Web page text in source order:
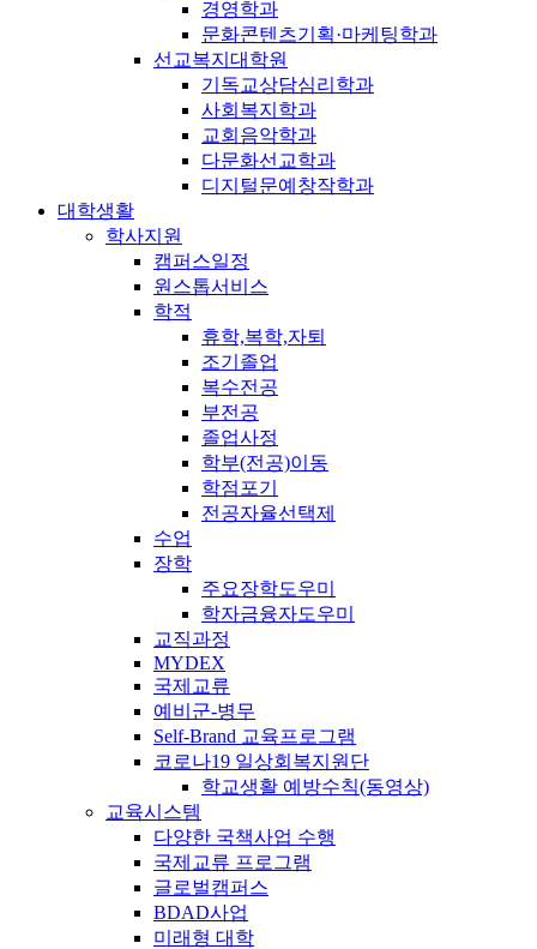
경영학과
문화콘텐츠기획·마케팅학과
선교복지대학원
기독교상담심리학과
사회복지학과
교회음악학과
다문화선교학과
디지털문예창작학과
대학생활
학사지원
캠퍼스일정
원스톱서비스
학적
휴학,복학,자퇴
조기졸업
복수전공
부전공
졸업사정
학부(전공)이동
학점포기
전공자율선택제
수업
장학
주요장학도우미
학자금융자도우미
교직과정
MYDEX
국제교류
예비군-병무
Self-Brand 교육프로그램
코로나19 일상회복지원단
학교생활 예방수칙(동영상)
교육시스템
다양한 국책사업 수행
국제교류 프로그램
글로벌캠퍼스
BDAD사업
미래형 대학